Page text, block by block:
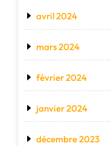
avril 2024
mars 2024
février 2024
janvier 2024
décembre 2023